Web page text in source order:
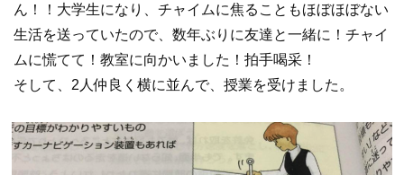
ん！！大学生になり、チャイムに焦ることもほぼほぼない
生活を送っていたので、数年ぶりに友達と一緒に！チャイ
ムに慌てて！教室に向かいました！拍手喝采！
そして、2人仲良く横に並んで、授業を受けました。